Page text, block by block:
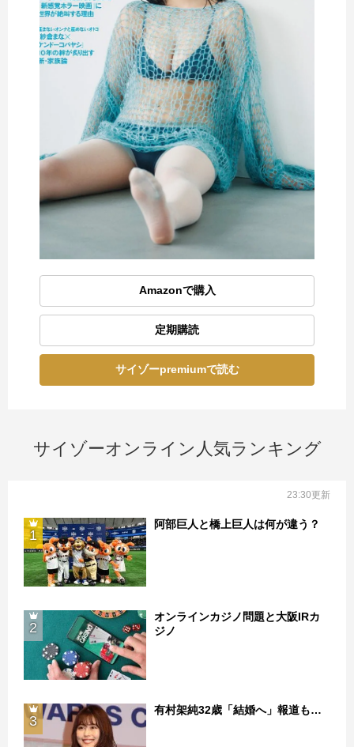
Amazonで購入
定期購読
サイゾーpremiumで読む
サイゾーオンライン人気ランキング
23:30更新
1
阿部巨人と橋上巨人は何が違う？
2
オンラインカジノ問題と大阪IRカ
ジノ
3
有村架純32歳「結婚へ」報道も…